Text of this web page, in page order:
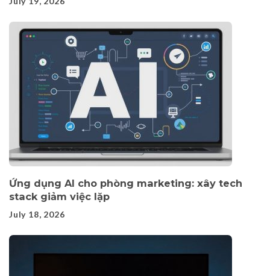
Ứng dụng AI cho phòng marketing: xây tech
stack giảm việc lặp
July 18, 2026